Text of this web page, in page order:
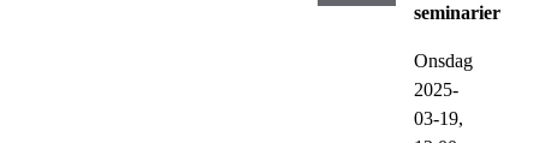
seminarier
Onsdag
2025-
03-19,